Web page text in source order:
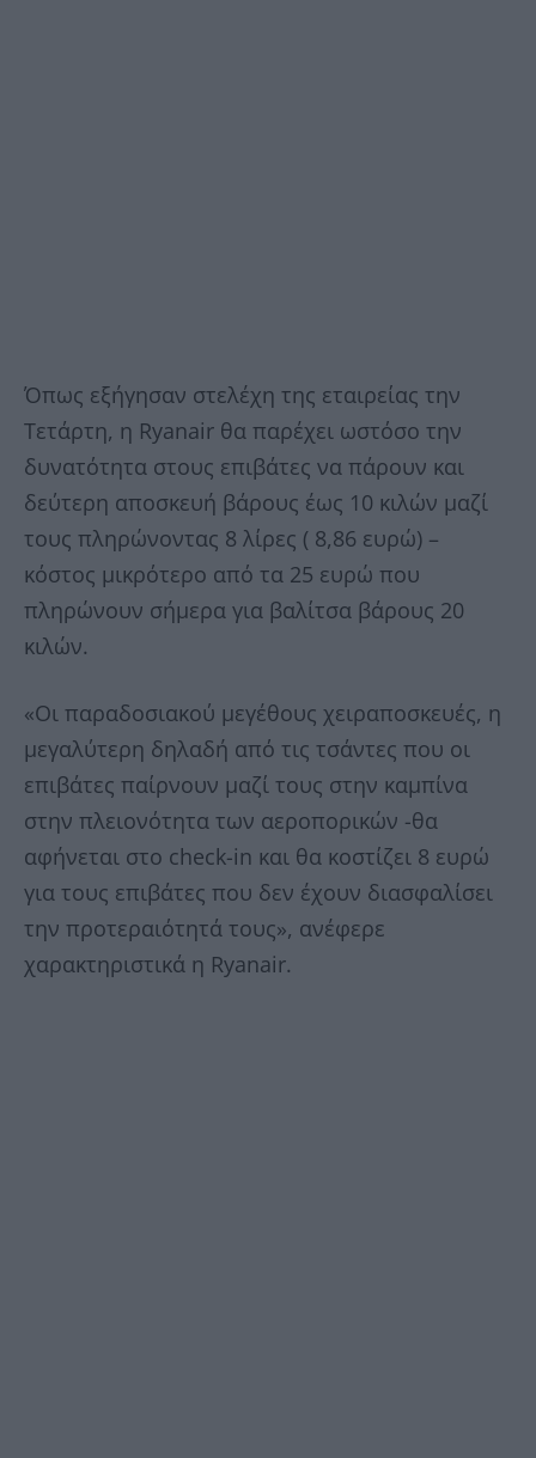
Όπως εξήγησαν στελέχη της εταιρείας την
Τετάρτη, η Ryanair θα παρέχει ωστόσο την
δυνατότητα στους επιβάτες να πάρουν και
δεύτερη αποσκευή βάρους έως 10 κιλών μαζί
τους πληρώνοντας 8 λίρες ( 8,86 ευρώ) –
κόστος μικρότερο από τα 25 ευρώ που
πληρώνουν σήμερα για βαλίτσα βάρους 20
κιλών.
«Οι παραδοσιακού μεγέθους χειραποσκευές, η
μεγαλύτερη δηλαδή από τις τσάντες που οι
επιβάτες παίρνουν μαζί τους στην καμπίνα
στην πλειονότητα των αεροπορικών -θα
αφήνεται στο check-in και θα κοστίζει 8 ευρώ
για τους επιβάτες που δεν έχουν διασφαλίσει
την προτεραιότητά τους», ανέφερε
χαρακτηριστικά η Ryanair.